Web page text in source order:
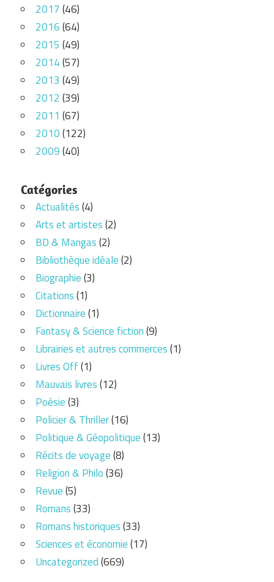
2017 (46)
2016(64)
2015 (49)
2014(57)
2013 (49)
2012 (39)
2011 (67)
2010(122)
2009(40)
Catégories
Actualités(4)
Arts et artistes(2)
BD & Mangas(2)
Bibliothèque idéale(2)
Biographie(3)
Citations(1)
Dictionnaire(1)
Fantasy & Science fiction(9)
Librairies et autres commerces(1)
Livres Off(1)
Mauvais livres(12)
Poésie(3)
Policier & Thriller(16)
Politique & Géopolitique(13)
Récits de voyage(8)
Religion & Philo(36)
Revue(5)
Romans(33)
Romans historiques(33)
Sciences et économie(17)
Uncategorized(669)